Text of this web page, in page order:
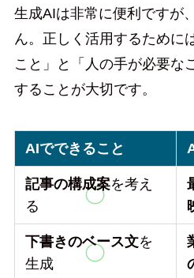
生成AIは非常に便利ですが
ん。正しく活用するために
こと」と「人の手が必要な
することが大切です。
AIでできること
記事の構成案を考え
る
下書きのベース文を
生成